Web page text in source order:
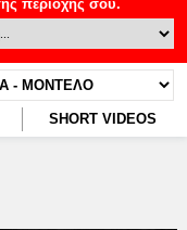
SHORT VIDEOS